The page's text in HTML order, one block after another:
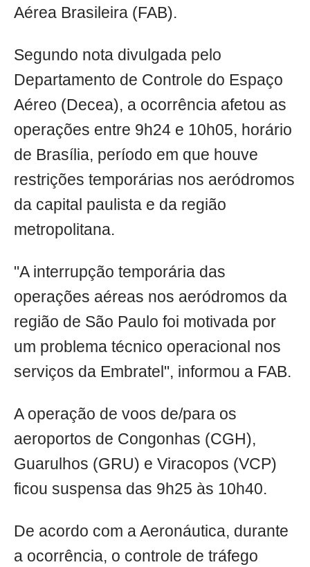
Aérea Brasileira (FAB).
Segundo nota divulgada pelo
Departamento de Controle do Espaço
Aéreo (Decea), a ocorrência afetou as
operações entre 9h24 e 10h05, horário
de Brasília, período em que houve
restrições temporárias nos aeródromos
da capital paulista e da região
metropolitana.
"A interrupção temporária das
operações aéreas nos aeródromos da
região de São Paulo foi motivada por
um problema técnico operacional nos
serviços da Embratel", informou a FAB.
A operação de voos de/para os
aeroportos de Congonhas (CGH),
Guarulhos (GRU) e Viracopos (VCP)
ficou suspensa das 9h25 às 10h40.
De acordo com a Aeronáutica, durante
a ocorrência, o controle de tráfego